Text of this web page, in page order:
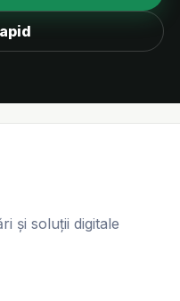
și soluții digitale